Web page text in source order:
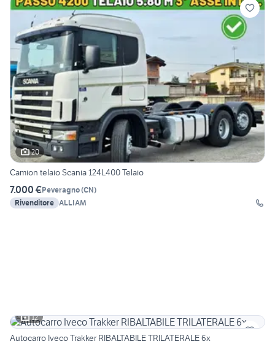
20
Camion telaio Scania 124L400 Telaio
7.000 €Peveragno(CN)
Rivenditore ALLIAM
12
Autocarro Iveco Trakker RIBALTABILE TRILATERALE 6x